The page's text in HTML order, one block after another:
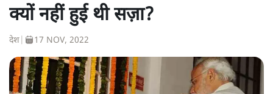
क्यों नहीं हुई थी सज़ा?
देश 17 NOV, 2022